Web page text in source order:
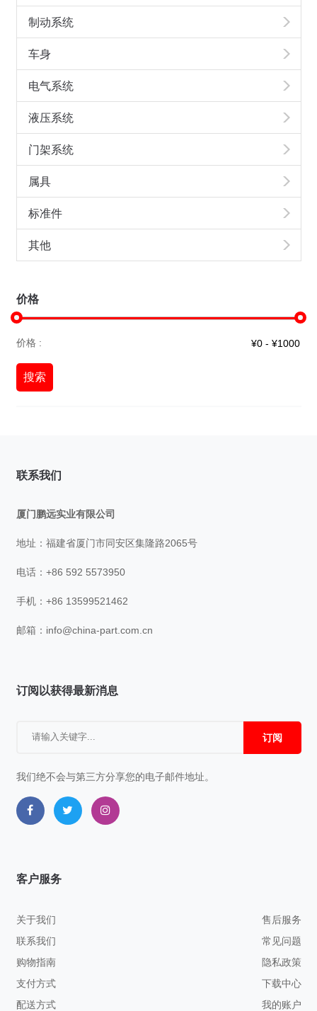
制动系统
车身
电气系统
液压系统
门架系统
属具
标准件
其他
价格
价格 :
搜索
联系我们
厦门鹏远实业有限公司
地址：福建省厦门市同安区集隆路2065号
电话：+86 592 5573950
手机：+86 13599521462
邮箱： info@china-part.com.cn
订阅以获得最新消息
订阅
我们绝不会与第三方分享您的电子邮件地址。
客户服务
关于我们
联系我们
购物指南
支付方式
配送方式
售后服务
常见问题
隐私政策
下载中心
我的账户